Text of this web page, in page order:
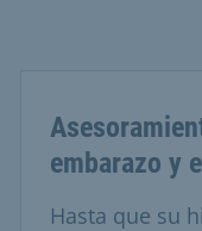
embarazo y
Hasta que su